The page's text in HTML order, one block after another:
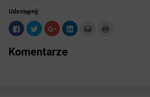
Udostępnij:
Kliknij,
aby
udostępnić
się
w nowym
Udostępnij
na Twitterze(Otwiera
oknie)
Kliknij,
aby
udostępnić
(Otwiera
się
Kliknij,
aby
Kliknij,
Komentarze